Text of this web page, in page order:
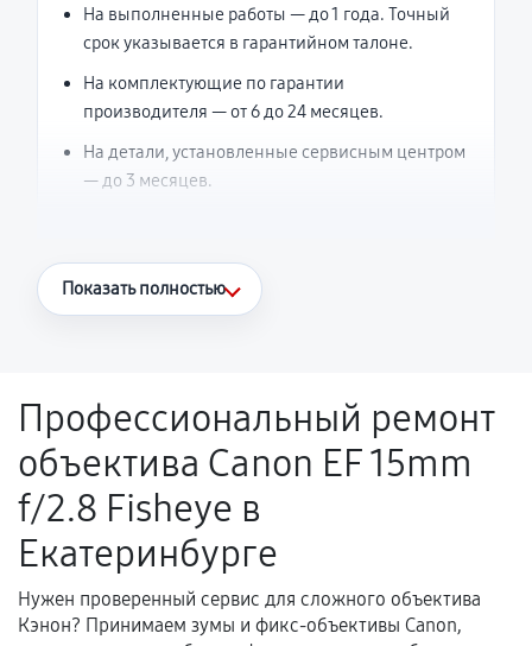
На выполненные работы — до 1 года. Точный
срок указывается в гарантийном талоне.
На комплектующие по гарантии
производителя — от 6 до 24 месяцев.
На детали, установленные сервисным центром
— до 3 месяцев.
Что считается гарантийным случаем
Поломка установленной детали при
нормальной эксплуатации в течение
гарантийного срока.
Несоответствие комплектующей заявленным
техническим характеристикам.
Показать полностью
Профессиональный ремонт
объектива Canon EF 15mm
f/2.8 Fisheye в
Екатеринбурге
Нужен проверенный сервис для сложного объектива
Кэнон? Принимаем зумы и фикс-объективы Canon,